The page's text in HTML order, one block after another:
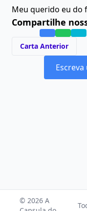
Meu querido eu do
Compartilhe
Carta Anterior
© 2026 A